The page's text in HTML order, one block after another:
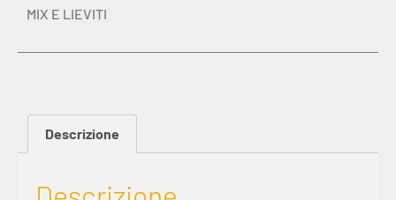
MIX E LIEVITI
Descrizione